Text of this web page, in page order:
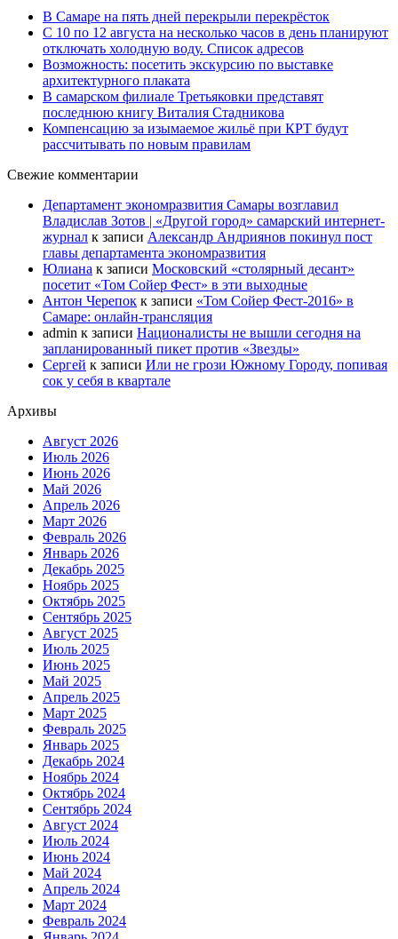
В Самаре на пять дней перекрыли перекрёсток
С 10 по 12 августа на несколько часов в день планируют
отключать холодную воду. Список адресов
Возможность: посетить экскурсию по выставке
архитектурного плаката
В самарском филиале Третьяковки представят
последнюю книгу Виталия Стадникова
Компенсацию за изымаемое жильё при КРТ будут
рассчитывать по новым правилам
Свежие комментарии
Департамент экономразвития Самары возглавил
Владислав Зотов | «Другой город» самарский интернет-
журнал к записи Александр Андриянов покинул пост
главы департамента экономразвития
Юлиана к записи Московский «столярный десант»
посетит «Том Сойер Фест» в эти выходные
Антон Черепок к записи «Том Сойер Фест-2016» в
Самаре: онлайн-трансляция
admin к записи Националисты не вышли сегодня на
запланированный пикет против «Звезды»
Сергей к записи Или не грози Южному Городу, попивая
сок у себя в квартале
Архивы
Август 2026
Июль 2026
Июнь 2026
Май 2026
Апрель 2026
Март 2026
Февраль 2026
Январь 2026
Декабрь 2025
Ноябрь 2025
Октябрь 2025
Сентябрь 2025
Август 2025
Июль 2025
Июнь 2025
Май 2025
Апрель 2025
Март 2025
Февраль 2025
Январь 2025
Декабрь 2024
Ноябрь 2024
Октябрь 2024
Сентябрь 2024
Август 2024
Июль 2024
Июнь 2024
Май 2024
Апрель 2024
Март 2024
Февраль 2024